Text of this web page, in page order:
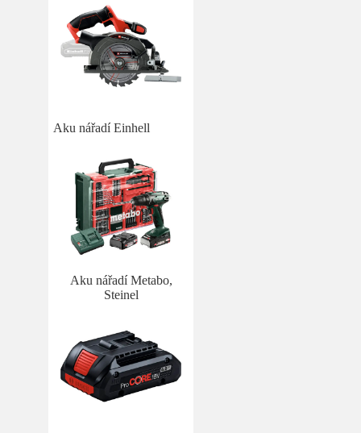
Aku nářadí Einhell
Aku nářadí Metabo,
Steinel